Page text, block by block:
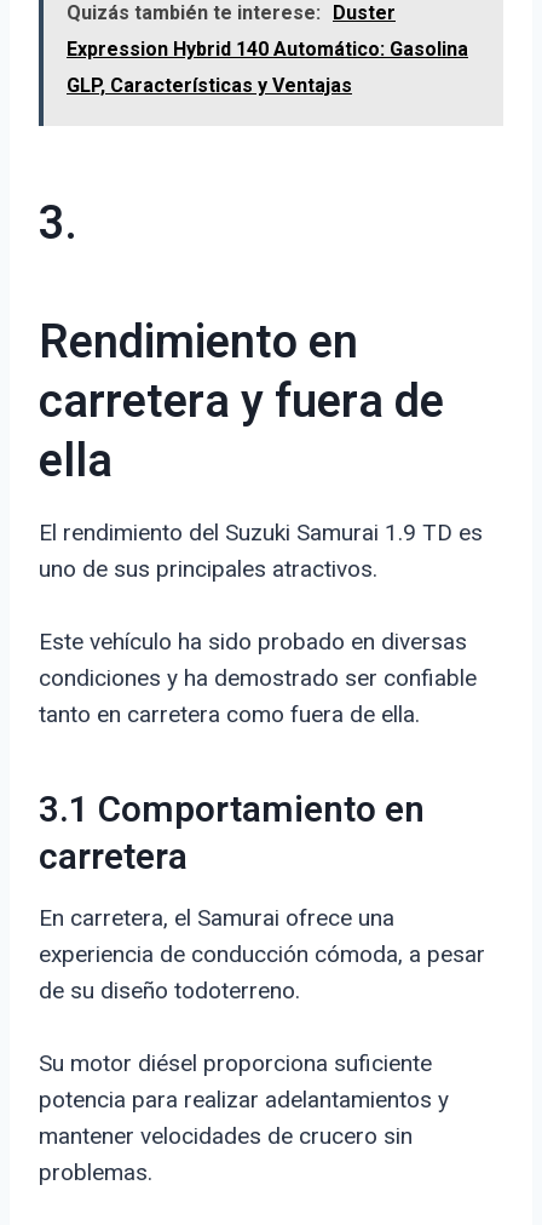
Quizás también te interese:
Duster
Expression Hybrid 140 Automático: Gasolina
GLP, Características y Ventajas
3.
Rendimiento en
carretera y fuera de
ella
El rendimiento del Suzuki Samurai 1.9 TD es
uno de sus principales atractivos.
Este vehículo ha sido probado en diversas
condiciones y ha demostrado ser confiable
tanto en carretera como fuera de ella.
3.1 Comportamiento en
carretera
En carretera, el Samurai ofrece una
experiencia de conducción cómoda, a pesar
de su diseño todoterreno.
Su motor diésel proporciona suficiente
potencia para realizar adelantamientos y
mantener velocidades de crucero sin
problemas.